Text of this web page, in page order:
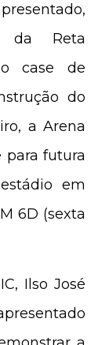
da Reta
o case de
do
a Arena
futura
em
6D (sexta
Ilso José